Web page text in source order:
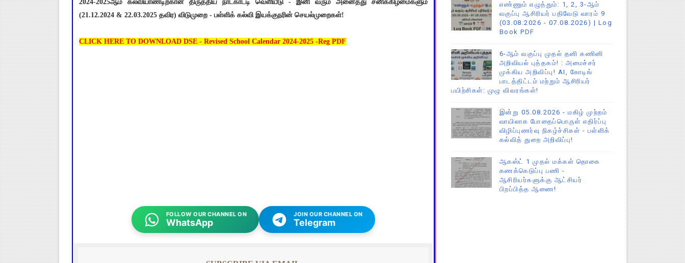
2024-2025ஆம் கல்வியாண்டிற்கான திருத்திய நாட்காட்டி வெளியீடு - இனி வரும் அனைத்து சனிக்கிழமைகளும்
(21.12.2024 & 22.03.2025 தவிர) விடுமுறை - பள்ளிக் கல்வி இயக்குநரின் செயல்முறைகள்!
CLICK HERE TO DOWNLOAD DSE - Revised School Calendar 2024-2025 -Reg PDF
FOLLOW OUR CHANNEL ON
WhatsApp
JOIN OUR CHANNEL ON
Telegram
எண்ணும் எழுத்தும்: 1, 2, 3-ஆம்
வகுப்பு ஆசிரியர் பதிவேடு வாரம் 9
(03.08.2026 - 07.08.2026) | Log
Book PDF
6-ஆம் வகுப்பு முதல் தனி கணினி
அறிவியல் புத்தகம்! : அமைச்சர்
முக்கிய அறிவிப்பு! AI, கோடிங்
பாடத்திட்டம் மற்றும் ஆசிரியர்
பயிற்சிகள்: முழு விவரங்கள்!
இன்று 05.08.2026 - மகிழ் முற்றம்
வாயிலாக போதைப்பொருள் எதிர்ப்பு
விழிப்புணர்வு நிகழ்ச்சிகள் - பள்ளிக்
கல்வித் துறை அறிவிப்பு!
ஆகஸ்ட் 1 முதல் மக்கள் தொகை
கணக்கெடுப்பு பணி -
ஆசிரியர்களுக்கு ஆட்சியர்
பிறப்பித்த ஆணை!